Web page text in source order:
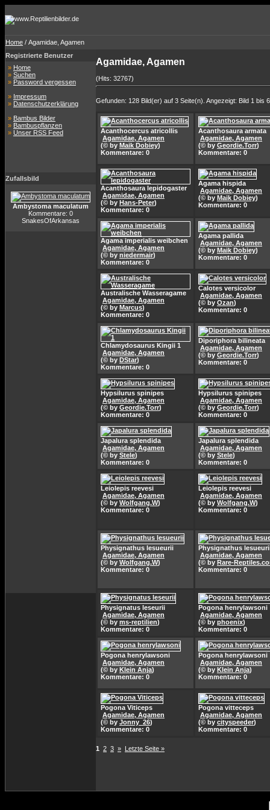
Home / Agamidae, Agamen
Registrierte Benutzer
» Home
» Suchen
» Password vergessen
» Impressum
» Datenschutzerklärung
» Bambus Bilder
» Bambuspflanzen
» Unser RSS Feed
Zufallsbild
Ambystoma maculatum
Kommentare: 0
SnakesOfArkansas
Agamidae, Agamen
(Hits: 32767)
Gefunden: 128 Bild(er) auf 3 Seite(n). Angezeigt: Bild 1 bis
Acanthocercus atricollis
Agamidae, Agamen
(© by Maik Dobiey)
Kommentare: 0
Acanthosaura armata
Agamidae, Agamen
(© by Geordie.Torr)
Kommentare: 0
Acanthosaura lepidogaster
Agamidae, Agamen
(© by Hans-Peter)
Kommentare: 0
Agama hispida
Agamidae, Agamen
(© by Maik Dobiey)
Kommentare: 0
Agama imperialis weibchen
Agamidae, Agamen
(© by niedermair)
Kommentare: 0
Agama pallida
Agamidae, Agamen
(© by Maik Dobiey)
Kommentare: 0
Australische Wasseragame
Agamidae, Agamen
(© by Marcus)
Kommentare: 0
Calotes versicolor
Agamidae, Agamen
(© by Ozan)
Kommentare: 0
Chlamydosaurus Kingii 1
Agamidae, Agamen
(© by DStar)
Kommentare: 0
Diporiphora bilineata
Agamidae, Agamen
(© by Geordie.Torr)
Kommentare: 0
Hypsilurus spinipes
Agamidae, Agamen
(© by Geordie.Torr)
Kommentare: 0
Hypsilurus spinipes
Agamidae, Agamen
(© by Geordie.Torr)
Kommentare: 0
Japalura splendida
Agamidae, Agamen
(© by Stele)
Kommentare: 0
Japalura splendida
Agamidae, Agamen
(© by Stele)
Kommentare: 0
Leiolepis reevesi
Agamidae, Agamen
(© by Wolfgang.W)
Kommentare: 0
Leiolepis reevesi
Agamidae, Agamen
(© by Wolfgang.W)
Kommentare: 0
Physignathus lesueurii
Agamidae, Agamen
(© by Wolfgang.W)
Kommentare: 0
Physignathus
Agamidae, Agamen
(© by Rare-
Kommentare: 0
Physignatus leseurii
Agamidae, Agamen
(© by ms-reptilien)
Kommentare: 0
Pogona henrylawsoni
Agamidae, Agamen
(© by phoenix)
Kommentare: 0
Pogona henrylawsoni
Agamidae, Agamen
(© by Klein Anja)
Kommentare: 0
Pogona henrylawsoni
Agamidae, Agamen
(© by Klein Anja)
Kommentare: 0
Pogona Viticeps
Agamidae, Agamen
(© by Jonny_26)
Kommentare: 0
Pogona vitteceps
Agamidae, Agamen
(© by cityspeeder)
Kommentare: 0
1 2 3 » Letzte Seite »